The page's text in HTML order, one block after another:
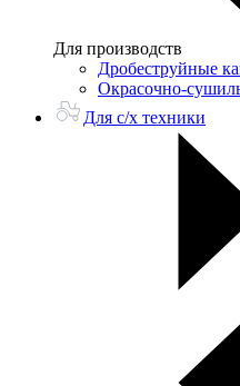
Для производств
Дробеструйные
Окрасочно-
Для с/х техники